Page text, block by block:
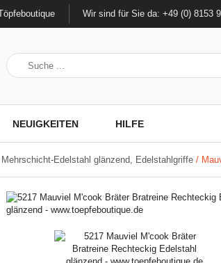
Wir sind für Sie da: +49 (0) 8153
NEUIGKEITEN HILFE
Edelstahl glänzend, Edelstahlgriffe /